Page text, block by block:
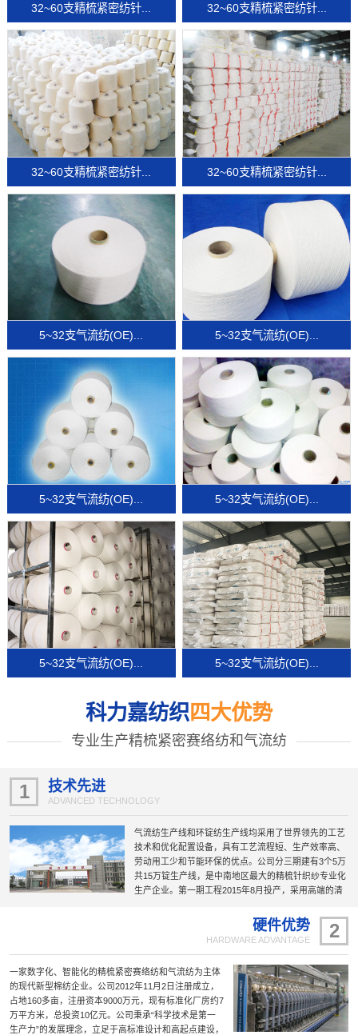
32~60支精梳紧密纺针... 32~60支精梳紧密纺针...
32~60支精梳紧密纺针... 32~60支精梳紧密纺针...
5~32支气流纺(OE)... 5~32支气流纺(OE)...
5~32支气流纺(OE)... 5~32支气流纺(OE)...
5~32支气流纺(OE)... 5~32支气流纺(OE)...
科力嘉纺织四大优势
专业生产精梳紧密赛络纺和气流纺
1 技术先进
ADVANCED TECHNOLOGY
气流纺生产线和环锭纺生产线均采用了世界领先的工艺
技术和优化配置设备，具有工艺流程短、生产效率高、
劳动用工少和节能环保的优点。公司分三期建有3个5万
共15万锭生产线，是中南地区最大的精梳针织纱专业化
生产企业。第一期工程2015年8月投产，采用高端的清
新工艺技术和设备，具有机电一体化和自动化高的特
点；第二期工程智能化纺纱生产线2020年6月投产，被
国家工信部列为“智能制造示范工厂”；第三期工程智慧
产；建成的公司研发大楼暨与东华大学合作的技术研发
中心于2023年10月正式投入使用；正在规划建设中的第
四期工程项目5万锭国际一流的“智慧纺纱”生产线正在加
紧推进。
2
硬件优势
HARDWARE ADVANTAGE
一家数字化、智能化的精梳紧密赛络纺和气流纺为主体
的现代新型棉纺企业。公司2012年11月2日注册成立，
占地160多亩，注册资本9000万元，现有标准化厂房约7
万平方米，总投资10亿元。公司秉承“科学技术是第一
生产力”的发展理念，立足于高标准设计和高起点建设，